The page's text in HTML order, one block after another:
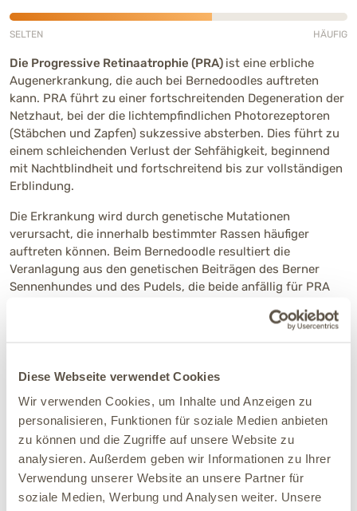
Diese Webseite verwendet Cookies
Wir verwenden Cookies, um Inhalte und Anzeigen zu
personalisieren, Funktionen für soziale Medien anbieten
zu können und die Zugriffe auf unsere Website zu
analysieren. Außerdem geben wir Informationen zu Ihrer
Verwendung unserer Website an unsere Partner für
soziale Medien, Werbung und Analysen weiter. Unsere
SELTEN HÄUFIG
Die Progressive Retinaatrophie (PRA) ist eine erbliche
Augenerkrankung, die auch bei Bernedoodles auftreten
kann. PRA führt zu einer fortschreitenden Degeneration der
Netzhaut, bei der die lichtempfindlichen Photorezeptoren
(Stäbchen und Zapfen) sukzessive absterben. Dies führt zu
einem schleichenden Verlust der Sehfähigkeit, beginnend
mit Nachtblindheit und fortschreitend bis zur vollständigen
Erblindung.
Die Erkrankung wird durch genetische Mutationen
verursacht, die innerhalb bestimmter Rassen häufiger
auftreten können. Beim Bernedoodle resultiert die
Veranlagung aus den genetischen Beiträgen des Berner
Sennenhundes und des Pudels, die beide anfällig für PRA
Tiermedizinisch betrachtet gibt es bislang keine Heilung für
Augenuntersuchungen durch einen
Verfahren zählen die Ophthalmoskopie, Elektroretinographie
(ERG) zur Messung der Netzhautfunktion und genetische
Tests, um die Veranlagung frühzeitig zu erkennen.
In der Traditionellen Chinesischen Medizin (TCM) wird die
Augengesundheit mit der Funktion von Leber und Nieren in
Verbindung gebracht. Diese Organe regulieren nach der